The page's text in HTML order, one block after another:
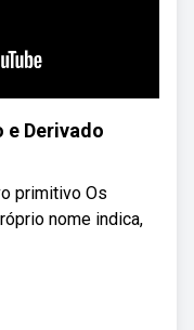
Derivado
primitivo Os
nome indica,